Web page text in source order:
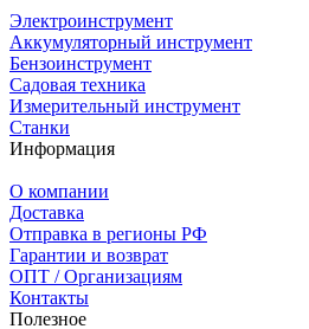
Электроинструмент
Аккумуляторный инструмент
Бензоинструмент
Садовая техника
Измерительный инструмент
Станки
Информация
О компании
Доставка
Отправка в регионы РФ
Гарантии и возврат
ОПТ / Организациям
Контакты
Полезное